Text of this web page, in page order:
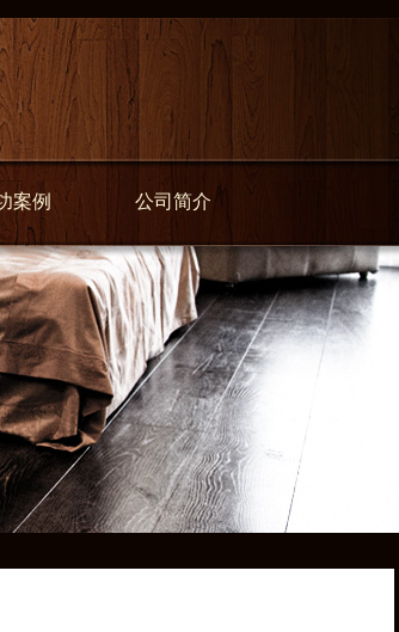
案例 公司简介